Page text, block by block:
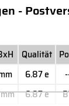
-
Qualität
6.87 e
6.87 e